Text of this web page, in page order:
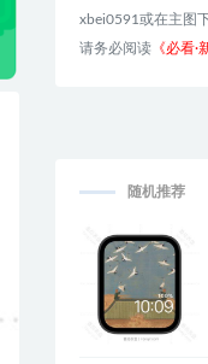
xbei0591或在主图
请务必阅读《必看·
随机推荐